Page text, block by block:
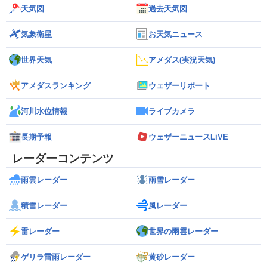
天気図 過去天気図
気象衛星 お天気ニュース
世界天気 アメダス(実況天気)
アメダスランキング ウェザーリポート
河川水位情報 ライブカメラ
長期予報 ウェザーニュースLiVE
レーダーコンテンツ
雨雲レーダー 雨雪レーダー
積雪レーダー 風レーダー
雷レーダー 世界の雨雲レーダー
ゲリラ雷雨レーダー 黄砂レーダー